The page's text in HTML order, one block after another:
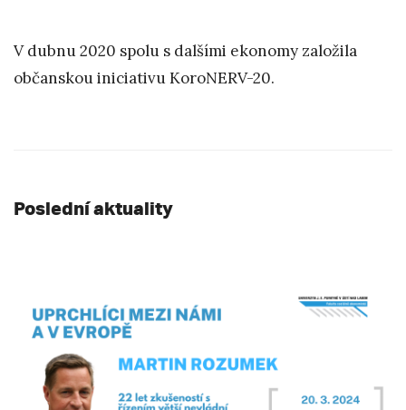
V dubnu 2020 spolu s dalšími ekonomy založila
občanskou iniciativu KoroNERV-20.
Poslední aktuality